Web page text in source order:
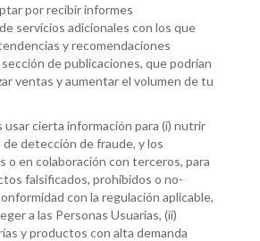
por recibir informes
servicios adicionales con los que
y recomendaciones
de publicaciones, que podrían
ventas y aumentar el volumen de tu
usar cierta información para (i) nutrir
detección de fraude, y los
o en colaboración con terceros, para
falsificados, prohibidos o no-
con la regulación aplicable,
a las Personas Usuarias, (ii)
y productos con alta demanda